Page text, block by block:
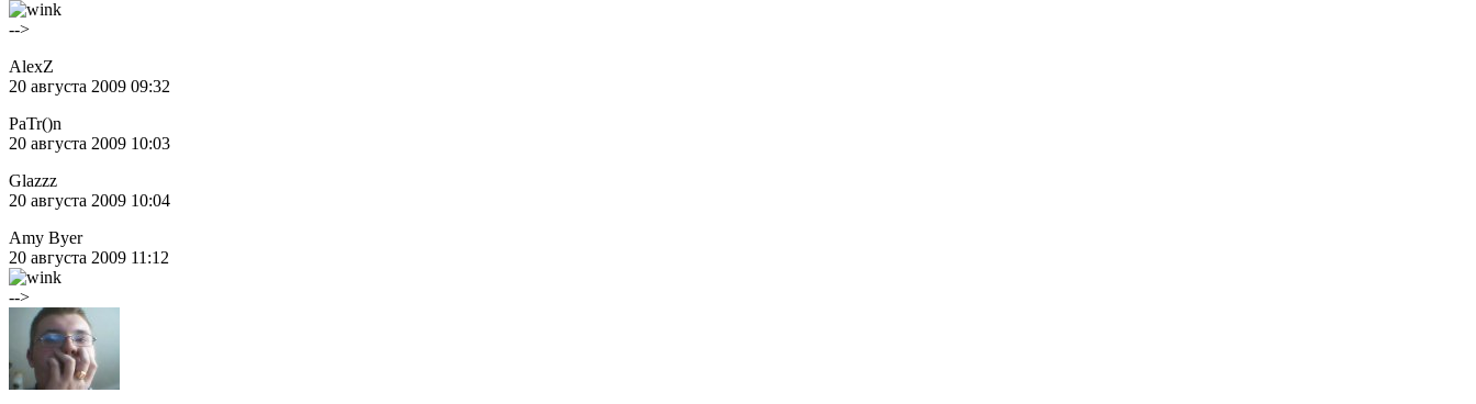
-->
AlexZ
20 августа 2009 09:32
PaTr()n
20 августа 2009 10:03
Glazzz
20 августа 2009 10:04
Amy Byer
20 августа 2009 11:12
-->